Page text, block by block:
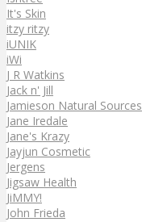
It's Skin
itzy ritzy
iUNIK
iWi
J R Watkins
Jack n' Jill
Jamieson Natural Sources
Jane Iredale
Jane's Krazy
Jayjun Cosmetic
Jergens
Jigsaw Health
JiMMY!
John Frieda